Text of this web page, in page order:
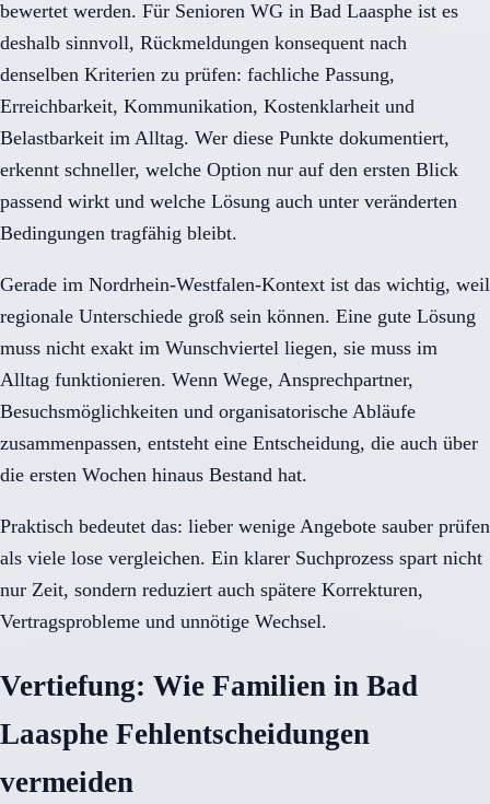
bewertet werden. Für Senioren WG in Bad Laasphe ist es
deshalb sinnvoll, Rückmeldungen konsequent nach
denselben Kriterien zu prüfen: fachliche Passung,
Erreichbarkeit, Kommunikation, Kostenklarheit und
Belastbarkeit im Alltag. Wer diese Punkte dokumentiert,
erkennt schneller, welche Option nur auf den ersten Blick
passend wirkt und welche Lösung auch unter veränderten
Bedingungen tragfähig bleibt.
Gerade im Nordrhein-Westfalen-Kontext ist das wichtig, weil
regionale Unterschiede groß sein können. Eine gute Lösung
muss nicht exakt im Wunschviertel liegen, sie muss im
Alltag funktionieren. Wenn Wege, Ansprechpartner,
Besuchsmöglichkeiten und organisatorische Abläufe
zusammenpassen, entsteht eine Entscheidung, die auch über
die ersten Wochen hinaus Bestand hat.
Praktisch bedeutet das: lieber wenige Angebote sauber prüfen
als viele lose vergleichen. Ein klarer Suchprozess spart nicht
nur Zeit, sondern reduziert auch spätere Korrekturen,
Vertragsprobleme und unnötige Wechsel.
Vertiefung: Wie Familien in Bad
Laasphe Fehlentscheidungen
vermeiden